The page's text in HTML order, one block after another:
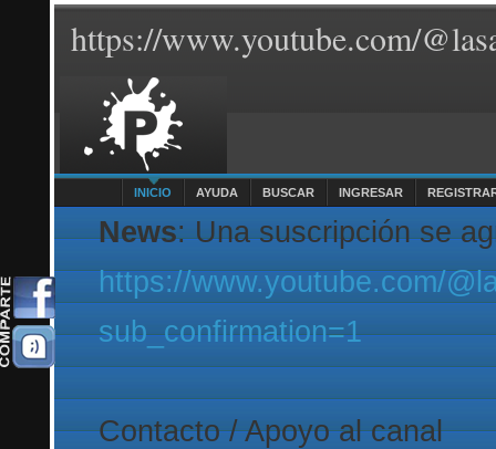
https://www.youtube.com/
INICIO AYUDA BUSCAR INGRESAR
News: Una suscripción se
https://www.youtube.com/
sub_confirmation=1
Contacto / Apoyo al canal